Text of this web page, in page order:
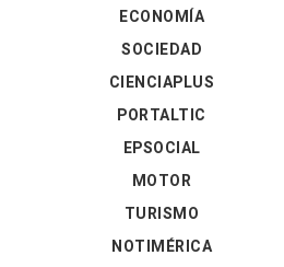
ECONOMÍA
SOCIEDAD
CIENCIAPLUS
PORTALTIC
EPSOCIAL
MOTOR
TURISMO
NOTIMÉRICA